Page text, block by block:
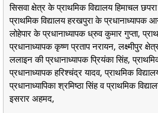
सिसवा क्षेत्र के प्राथमिक विद्यालय हिमाचल
प्राथमिक विद्यालय हरखपुरा के प्रधानाध्यापक
लोहेपार के प्रधानाध्यापक ध्रुव कुमार गुप्ता,
प्रधानाध्यापक कृष्ण प्रताप नरायन, लक्ष्मीपुर
ललाइन की प्रधानाध्यापक प्रियंका सिंह,
प्रधानाध्यापक हरिश्चंद्र यादव, प्राथमिक
प्रधानाध्यापिका श्रमिष्ठा सिंह व प्राथमिक
इसरार अहमद,